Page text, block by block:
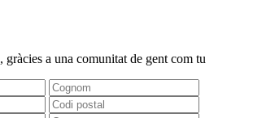
, gràcies a una comunitat de gent com tu